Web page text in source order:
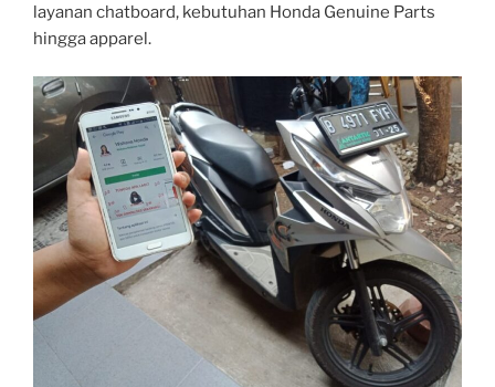
layanan chatboard, kebutuhan Honda Genuine Parts
hingga apparel.